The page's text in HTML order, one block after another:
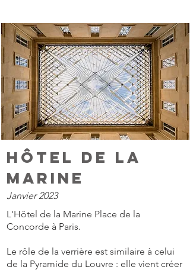
Hôtel de la
Marine
Janvier 2023
L'Hôtel de la Marine Place de la
Concorde à Paris.
Le rôle de la verrière est similaire à celui
de la Pyramide du Louvre : elle vient créer